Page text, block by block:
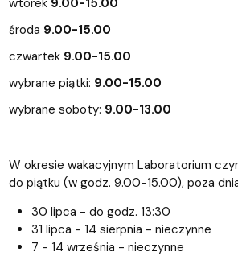
środa 9.00-15.00
czwartek 9.00-15.00
wybrane piątki: 9.00-15.00
wybrane soboty: 9.00-13.00
W okresie wakacyjnym Laboratorium
do piątku (w godz. 9.00-15.00), poza
30 lipca - do godz. 13:30
31 lipca - 14 sierpnia - nieczynne
7 - 14 września - nieczynne